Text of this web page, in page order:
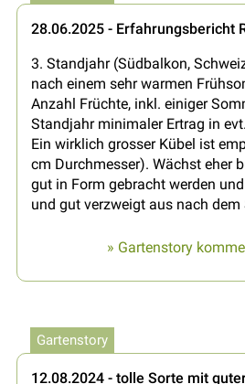
28.06.2025 - Erfahrungsbericht
3. Standjahr (Südbalkon,
nach einem sehr warmen
Anzahl Früchte, inkl. einiger
Standjahr minimaler Ertrag in
Ein wirklich grosser Kübel ist
cm Durchmesser). Wächst eher
gut in Form gebracht werden
und gut verzweigt aus nach dem
» Gartenstory
Gartenstory
12.08.2024 - tolle Sorte mit